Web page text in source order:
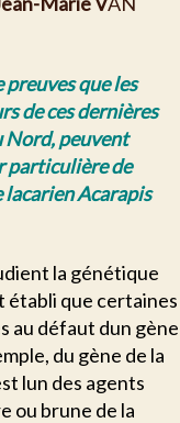
preuves que les
de ces dernières
Nord, peuvent
particulière de
Acarapis
la génétique
que certaines
défaut dun gène
du gène de la
lun des agents
ou brune de la